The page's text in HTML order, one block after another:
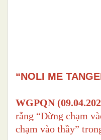
“NOLI ME
WGPQN
rằng “Đừng chạm
chạm vào thầy”